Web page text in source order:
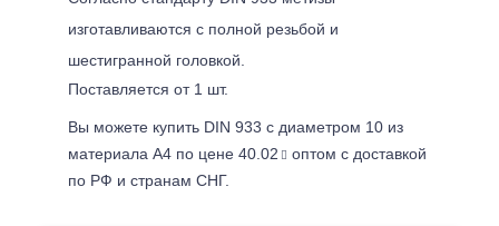
изготавливаются с полной резьбой и
шестигранной головкой.
Поставляется от 1 шт.
Вы можете купить DIN 933 с диаметром 10 из
материала А4 по цене 40.02
оптом с доставкой
по РФ и странам СНГ.